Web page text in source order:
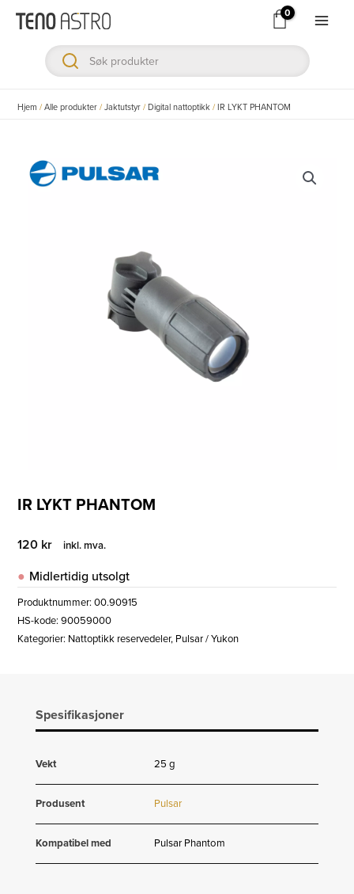
Hopp
innholdet
Hjem /Alle produkter /Jaktutstyr /Digital nattoptikk /IR LYKT PHANTOM
IR LYKT PHANTOM
120 kr inkl. mva.
Midlertidig utsolgt
Produktnummer:00.90915
HS-kode: 90059000
Kategorier: Nattoptikk reservedeler, Pulsar / Yukon
Spesifikasjoner
Vekt 25 g
Produsent Pulsar
Kompatibel med Pulsar Phantom